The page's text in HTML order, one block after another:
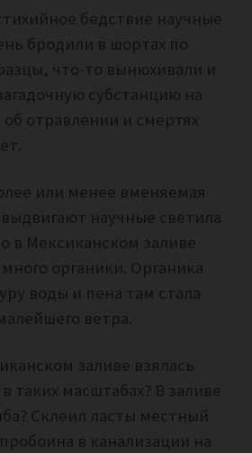
бедствие научные
бродили в шортах по
что-то вынюхивали и
субстанцию на
отравлении и смертях
или менее вменяемая
научные светила
в Мексиканском заливе
органики. Органика
воды и пена там стала
ветра.
заливе взялась
таких масштабах? В заливе
Склеил ласты местный
в канализации на